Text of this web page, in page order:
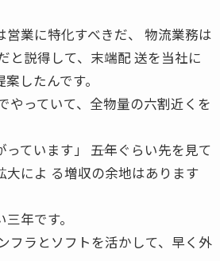
営業に特化すべきだ、 物流業務は
と説得して、末端配 送を当社に
したんです。
やっていて、全物量の六割近くを
ています」 ――五年ぐらい先を見て
大によ る増収の余地はあります
年です。
フラとソフトを活かして、早く外